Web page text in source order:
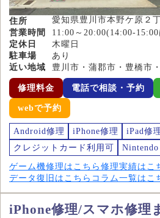
住所
愛知県豊川市本野ケ原２
営業時間
11:00～20:00(14:00-
定休日
木曜日
駐車場
あり
近い地域
豊川市・蒲郡市・豊橋市
修理料金 電話で相談・予約
webで予約
Android修理 iPhone修理
iPad修
クレジットカード利用可
ゲーム機修理はこちら 修理実績はこ
データ復旧はこちら コラム一覧はこ
iPhone修理/スマホ修理